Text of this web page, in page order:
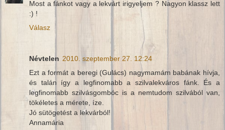
Most a fánkot vagy a lekvárt irigyeljem ? Nagyon klassz lett
:) !
Válasz
Névtelen 2010. szeptember 27. 12:24
Ezt a formát a beregi (Gulács) nagymamám babának hívja,
és talán így a legfinomabb a szilvalekváros fánk. És a
legfinomabb szilvásgombóc is a nemtudom szilvából van,
tökéletes a mérete, íze.
Jó sütögetést a lekvárból!
Annamária